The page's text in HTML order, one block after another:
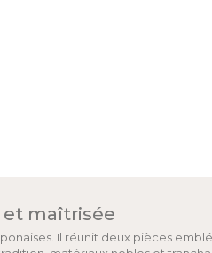
et maîtrisée
Il réunit deux pièces